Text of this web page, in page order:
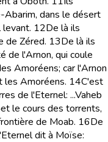
dans le désert
12De là ils
de Zéred. 13De là ils
de l'Arnon, qui coule
Amoréens; car l'Arnon
les Amoréens. 14C'est
de l'Eternel: ...Vaheb
et le cours des torrents,
de Moab. 16De
dit à Moïse: